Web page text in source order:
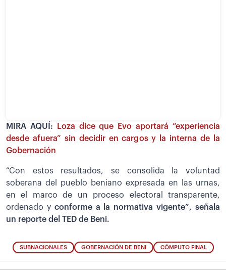
MIRA AQUÍ:
Loza dice que Evo aportará “experiencia
desde afuera” sin decidir en cargos y la interna de la
Gobernación
“Con estos resultados, se consolida la voluntad
soberana del pueblo beniano expresada en las urnas,
en el marco de un proceso electoral transparente,
ordenado y conforme a la normativa vigente”, señala
un reporte del TED de Beni.
SUBNACIONALES GOBERNACIÓN DE BENI CÓMPUTO FINAL